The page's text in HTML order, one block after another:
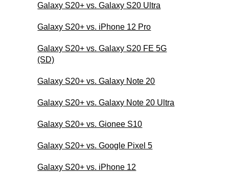
Galaxy S20+ vs. Galaxy S20 Ultra
Galaxy S20+ vs. iPhone 12 Pro
Galaxy S20+ vs. Galaxy S20 FE 5G
(SD)
Galaxy S20+ vs. Galaxy Note 20
Galaxy S20+ vs. Galaxy Note 20 Ultra
Galaxy S20+ vs. Gionee S10
Galaxy S20+ vs. Google Pixel 5
Galaxy S20+ vs. iPhone 12